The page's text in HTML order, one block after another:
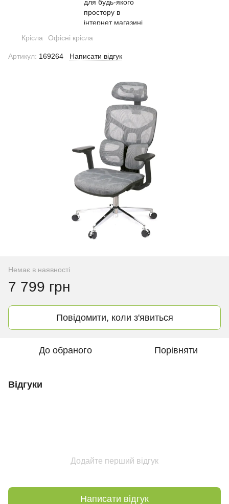
Крісла Офісні крісла
Артикул: 169264 Написати відгук
Немає в наявності
7 799 грн
Повідомити, коли з'явиться
До обраного Порівняти
Відгуки
Додайте перший відгук
Написати відгук